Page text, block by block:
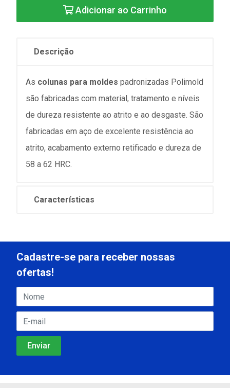
Adicionar ao Carrinho
Descrição
As colunas para moldes padronizadas Polimold
são fabricadas com material, tratamento e níveis
de dureza resistente ao atrito e ao desgaste. São
fabricadas em aço de excelente resistência ao
atrito, acabamento externo retificado e dureza de
58 a 62 HRC.
Características
Cadastre-se para receber nossas
ofertas!